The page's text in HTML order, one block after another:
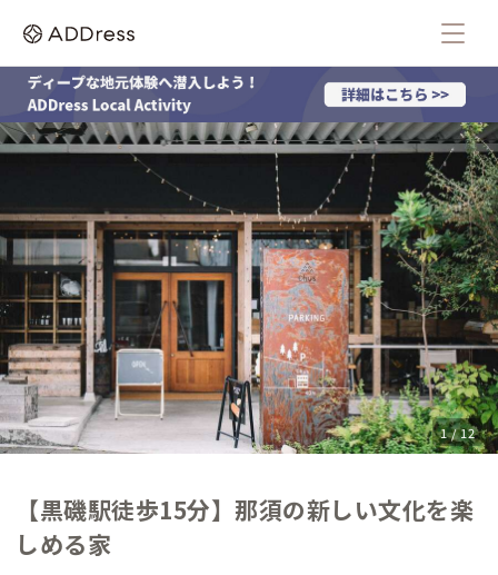
1 / 12
【黒磯駅徒歩15分】那須の新しい文化を楽
しめる家